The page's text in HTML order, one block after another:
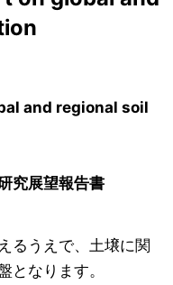
and regional soil
究展望報告書
るうえで、土壌に関
となります。